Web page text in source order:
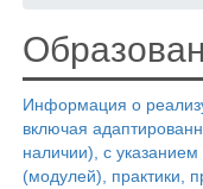
Информация о
включая
наличии), с
(модулей), практики,